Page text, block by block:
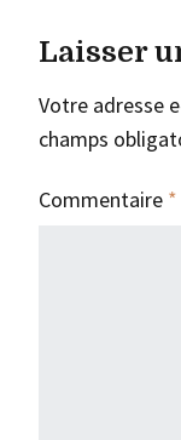
Laisser
Votre adresse
champs
Commentaire *